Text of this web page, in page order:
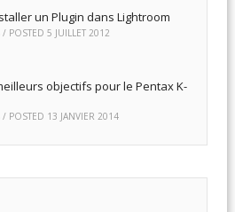
un Plugin dans Lightroom
POSTED 5 JUILLET 2012
objectifs pour le Pentax K-
POSTED 13 JANVIER 2014